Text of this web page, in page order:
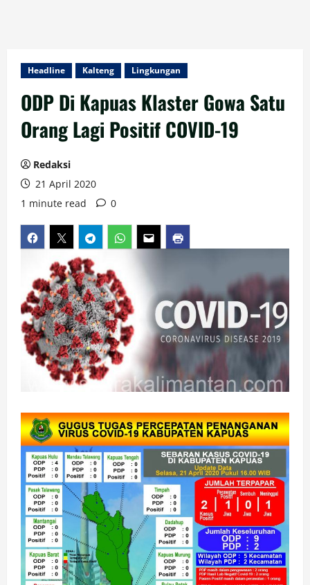
Headline Kalteng Lingkungan
ODP Di Kapuas Klaster Gowa Satu
Orang Lagi Positif COVID-19
Redaksi
21 April 2020
1 minute read
0